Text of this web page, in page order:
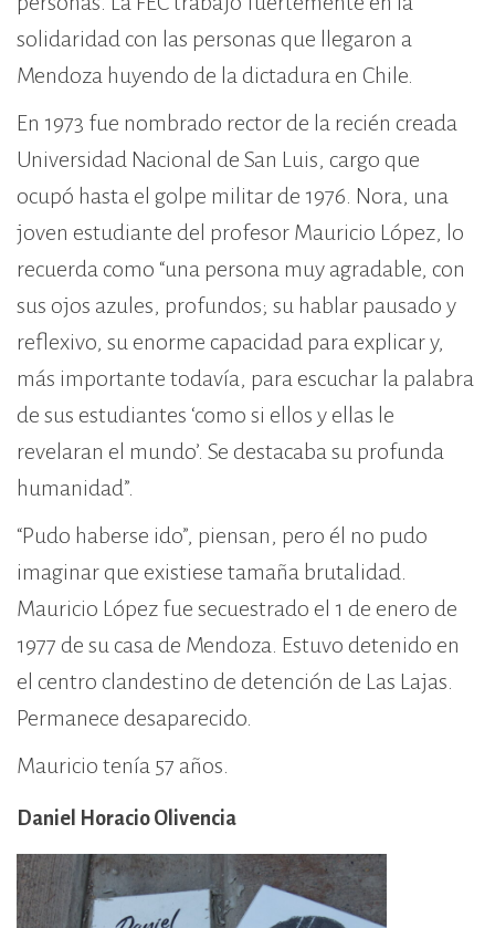
solidaridad con las personas que llegaron a
Mendoza huyendo de la dictadura en Chile.
En 1973 fue nombrado rector de la recién creada
Universidad Nacional de San Luis, cargo que
ocupó hasta el golpe militar de 1976. Nora, una
joven estudiante del profesor Mauricio López, lo
recuerda como “una persona muy agradable, con
sus ojos azules, profundos; su hablar pausado y
reflexivo, su enorme capacidad para explicar y,
más importante todavía, para escuchar la palabra
de sus estudiantes ‘como si ellos y ellas le
revelaran el mundo’. Se destacaba su profunda
humanidad”.
“Pudo haberse ido”, piensan, pero él no pudo
imaginar que existiese tamaña brutalidad.
Mauricio López fue secuestrado el 1 de enero de
1977 de su casa de Mendoza. Estuvo detenido en
el centro clandestino de detención de Las Lajas.
Permanece desaparecido.
Mauricio tenía 57 años.
Daniel Horacio Olivencia